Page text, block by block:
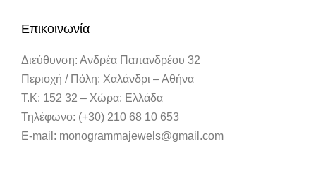
Επικοινωνία
Διεύθυνση: Ανδρέα Παπανδρέου 32
Περιοχή / Πόλη: Χαλάνδρι – Αθήνα
Τ.Κ: 152 32 – Χώρα: Ελλάδα
Τηλέφωνο: (+30) 210 68 10 653
E-mail: monogrammajewels@gmail.com